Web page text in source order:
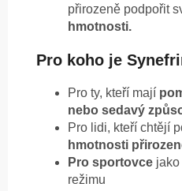
přirozeně podpořit
hmotnosti.
Pro koho je
Pro ty, kteří mají
nebo sedavý
Pro lidi, kteří chtějí
hmotnosti
Pro sportovce
režimu